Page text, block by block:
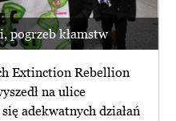
pogrzeb kłamstw
Extinction Rebellion
na ulice
adekwatnych działań